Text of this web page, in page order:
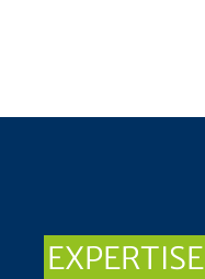
EXPERTISE